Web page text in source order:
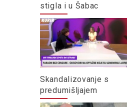
stigla i u Šabac
Skandalizovanje s
predumišljajem